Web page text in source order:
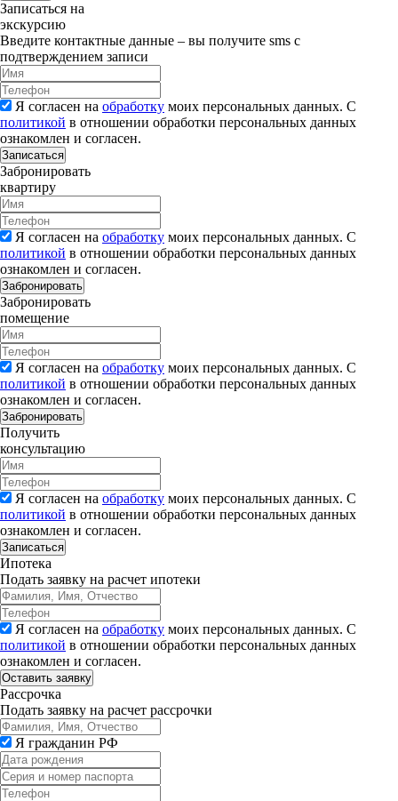
Записаться на
экскурсию
Введите контактные данные – вы получите sms с
подтверждением записи
Я согласен на обработку моих персональных данных. С
политикой в отношении обработки персональных данных
ознакомлен и согласен.
Записаться
Забронировать
квартиру
Я согласен на обработку моих персональных данных. С
политикой в отношении обработки персональных данных
ознакомлен и согласен.
Забронировать
Забронировать
помещение
Я согласен на обработку моих персональных данных. С
политикой в отношении обработки персональных данных
ознакомлен и согласен.
Забронировать
Получить
консультацию
Я согласен на обработку моих персональных данных. С
политикой в отношении обработки персональных данных
ознакомлен и согласен.
Записаться
Ипотека
Подать заявку на расчет ипотеки
Я согласен на обработку моих персональных данных. С
политикой в отношении обработки персональных данных
ознакомлен и согласен.
Рассрочка
Подать заявку на расчет рассрочки
Я гражданин РФ